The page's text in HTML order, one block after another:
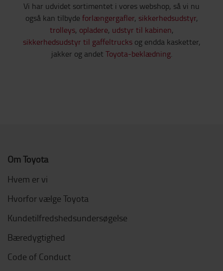
Vi har udvidet sortimentet i vores webshop, så vi nu
også kan tilbyde forlængergafler, sikkerhedsudstyr,
trolleys, opladere, udstyr til kabinen,
sikkerhedsudstyr til gaffeltrucksog endda kasketter,
jakker og andet Toyota-beklædning.
Om Toyota
Hvem er vi
Hvorfor vælge Toyota
Kundetilfredshedsundersøgelse
Bæredygtighed
Code of Conduct